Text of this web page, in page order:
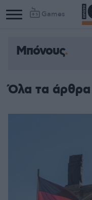
Games
Μπόνους
Όλα τα